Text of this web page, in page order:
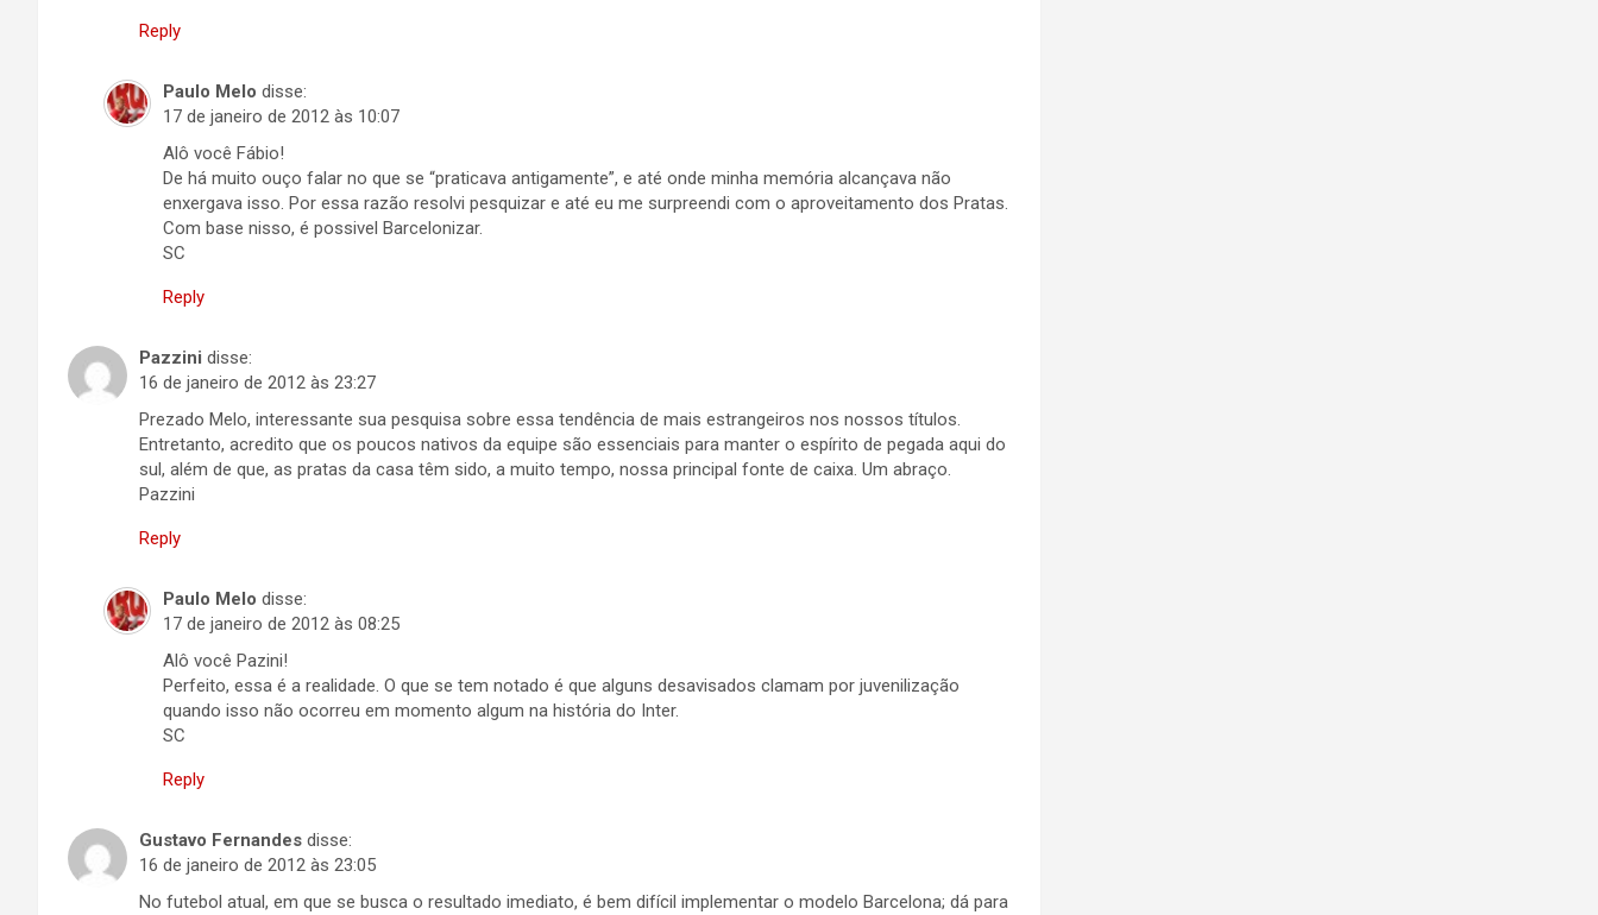
Reply
Paulo Melo disse:
17 de janeiro de 2012 às 10:07
Alô você Fábio!
De há muito ouço falar no que se “praticava antigamente”, e até onde minha memória alcançava não
enxergava isso. Por essa razão resolvi pesquizar e até eu me surpreendi com o aproveitamento dos Pratas.
Com base nisso, é possivel Barcelonizar.
SC
Reply
Pazzini disse:
16 de janeiro de 2012 às 23:27
Prezado Melo, interessante sua pesquisa sobre essa tendência de mais estrangeiros nos nossos títulos.
Entretanto, acredito que os poucos nativos da equipe são essenciais para manter o espírito de pegada aqui do
sul, além de que, as pratas da casa têm sido, a muito tempo, nossa principal fonte de caixa. Um abraço.
Pazzini
Reply
Paulo Melo disse:
17 de janeiro de 2012 às 08:25
Alô você Pazini!
Perfeito, essa é a realidade. O que se tem notado é que alguns desavisados clamam por juvenilização
quando isso não ocorreu em momento algum na história do Inter.
SC
Reply
Gustavo Fernandes disse:
16 de janeiro de 2012 às 23:05
No futebol atual, em que se busca o resultado imediato, é bem difícil implementar o modelo Barcelona; dá para